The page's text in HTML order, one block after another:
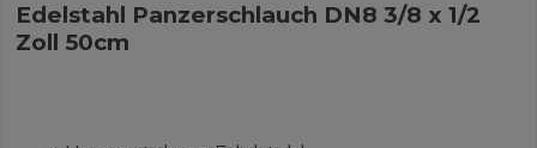
Edelstahl Panzerschlauch DN8 3/8 x 1/2
Zoll 50cm